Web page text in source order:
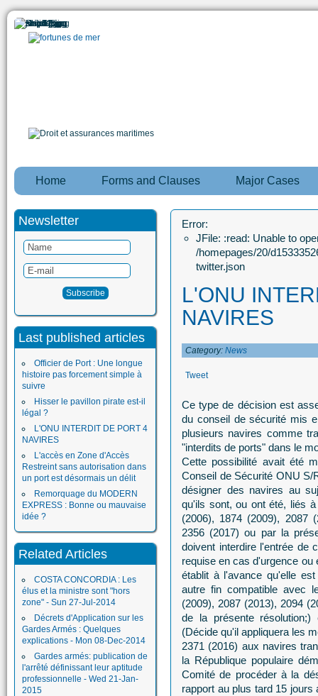
Home Forms and Clauses Major Cases
Newsletter
Last published articles
Officier de Port : Une longue
histoire pas forcement simple à
suivre
Hisser le pavillon pirate est-il
légal ?
L'ONU INTERDIT DE PORT 4
NAVIRES
L'accès en Zone d'Accès
Restreint sans autorisation dans
un port est désormais un délit
Remorquage du MODERN
EXPRESS : Bonne ou mauvaise
idée ?
Related Articles
COSTA CONCORDIA : Les
élus et la ministre sont "hors
zone" - Sun 27-Jul-2014
Décrets d'Application sur les
Gardes Armés : Quelques
explications - Mon 08-Dec-2014
Gardes armés: publication de
l'arrêté définissant leur aptitude
professionnelle - Wed 21-Jan-
2015
Error:
JFile: :read: Unable to
/homepages/20/
twitter.json
L'ONU
NAVIRES
Category: News
Tweet
Ce type de décision est
du conseil de sécurité mis
plusieurs navires comme
"interdits de ports" dans le
Cette possibilité avait été
Conseil de Sécurité ONU S/
désigner des navires au
qu'ils sont, ou ont été, liés
(2006), 1874 (2009), 2087
2356 (2017) ou par la
doivent interdire l'entrée de
requise en cas d'urgence ou
établit à l'avance qu'elle
autre fin compatible avec
(2009), 2087 (2013), 2094
de la présente
(Décide qu'il appliquera les
2371 (2016) aux navires
la République populaire
Comité de procéder à la
rapport au plus tard 15 jours